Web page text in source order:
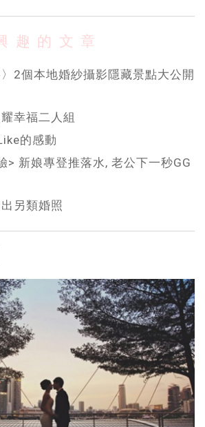
趣的文章
〉2個本地婚紗攝影隱藏景點大公開
幸福二人組
的感動
> 新娘專登推落水, 老公下一秒GG
另類婚照